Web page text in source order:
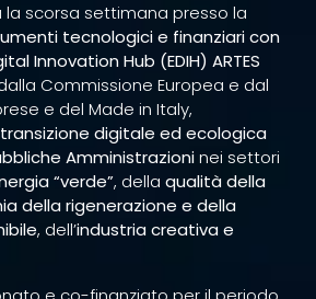
la scorsa settimana presso la
tecnologici e finanziari con
Innovation Hub (EDIH) ARTES
Commissione Europea e dal
e del Made in Italy,
digitale ed ecologica
Amministrazioninei settori
“verde”, della qualità della
della rigenerazione e della
, dell’industriacreativa e